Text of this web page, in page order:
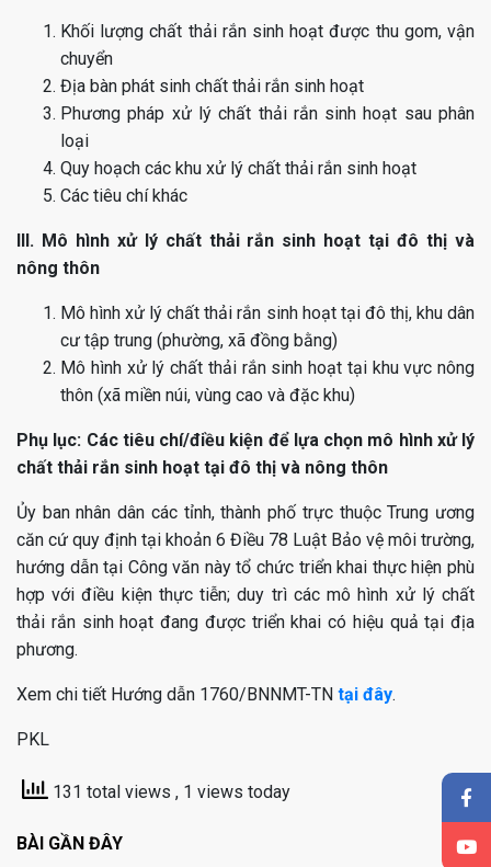
Khối lượng chất thải rắn sinh hoạt được thu gom, vận
chuyển
Địa bàn phát sinh chất thải rắn sinh hoạt
Phương pháp xử lý chất thải rắn sinh hoạt sau phân
loại
Quy hoạch các khu xử lý chất thải rắn sinh hoạt
Các tiêu chí khác
III. Mô hình xử lý chất thải rắn sinh hoạt tại đô thị và
nông thôn
Mô hình xử lý chất thải rắn sinh hoạt tại đô thị, khu dân
cư tập trung (phường, xã đồng bằng)
Mô hình xử lý chất thải rắn sinh hoạt tại khu vực nông
thôn (xã miền núi, vùng cao và đặc khu)
Phụ lục: Các tiêu chí/điều kiện để lựa chọn mô hình xử lý
chất thải rắn sinh hoạt tại đô thị và nông thôn
Ủy ban nhân dân các tỉnh, thành phố trực thuộc Trung ương
căn cứ quy định tại khoản 6 Điều 78 Luật Bảo vệ môi trường,
hướng dẫn tại Công văn này tổ chức triển khai thực hiện phù
hợp với điều kiện thực tiễn; duy trì các mô hình xử lý chất
thải rắn sinh hoạt đang được triển khai có hiệu quả tại địa
phương.
Xem chi tiết Hướng dẫn 1760/BNNMT-TN tại đây.
PKL
131 total views , 1 views today
BÀI GẦN ĐÂY